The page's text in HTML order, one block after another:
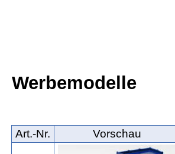
Werbemodelle
Art.‑Nr. Vorschau